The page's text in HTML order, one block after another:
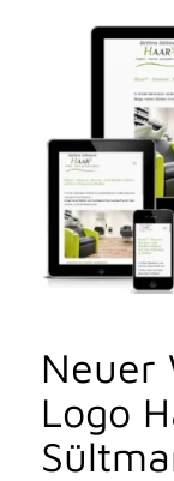
Neuer
Logo